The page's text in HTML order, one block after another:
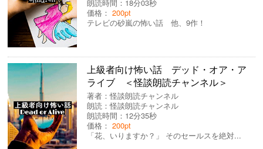
朗読時間：18分03秒
価格：200pt
テレビの砂嵐の怖い話 他、9作！
上級者向け怖い話 デッド・オア・ア
ライブ ＜怪談朗読チャンネル＞
著者：怪談朗読チャンネル
朗読：怪談朗読チャンネル
朗読時間：12分35秒
価格：200pt
「花、いりますか？」 そのセールスを絶対...